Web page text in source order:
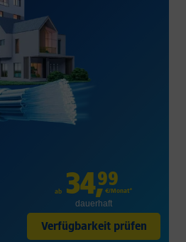
ab 34,99
€/Monat*
dauerhaft
Verfügbarkeit prüfen